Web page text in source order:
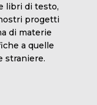
libri di testo,
progetti
di materie
a quelle
straniere.